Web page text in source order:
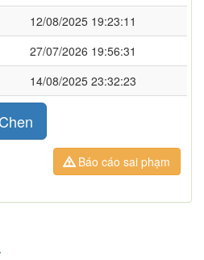
12/08/2025 19:23:11
27/07/2026 19:56:31
14/08/2025 23:32:23
Báo cáo sai phạm